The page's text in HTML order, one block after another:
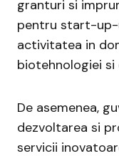
granturi si
pentru start-up-
activitatea in
biotehnologiei
De asemenea,
dezvoltarea si
servicii